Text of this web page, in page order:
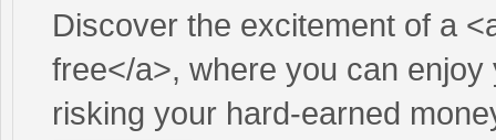
Discover the excitement of a
free</a>, where you can
risking your hard-earned